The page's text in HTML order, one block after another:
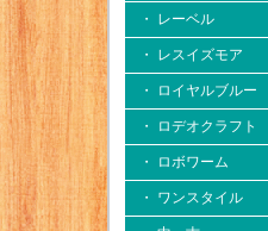
・ レーベル
・ レスイズモア
・ ロイヤルブルー
・ ロデオクラフト
・ ロボワーム
・ ワンスタイル